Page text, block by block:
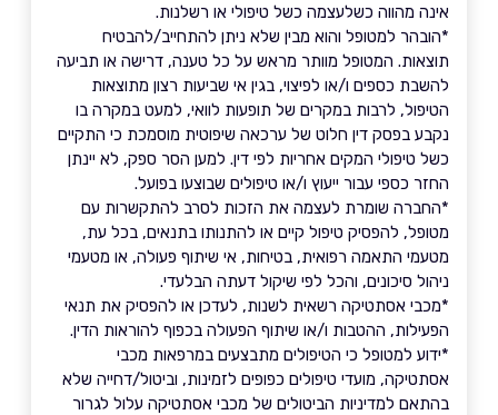
אינה מהווה כשלעצמה כשל טיפולי או רשלנות.
*הובהר למטופל והוא מבין שלא ניתן להתחייב/להבטיח
תוצאות. המטופל מוותר מראש על כל טענה, דרישה או תביעה
להשבת כספים ו/או לפיצוי, בגין אי שביעות רצון מתוצאות
הטיפול, לרבות במקרים של תופעות לוואי, למעט במקרה בו
נקבע בפסק דין חלוט של ערכאה שיפוטית מוסמכת כי התקיים
כשל טיפולי המקים אחריות לפי דין. למען הסר ספק, לא יינתן
החזר כספי עבור ייעוץ ו/או טיפולים שבוצעו בפועל.
*החברה שומרת לעצמה את הזכות לסרב להתקשרות עם
מטופל, להפסיק טיפול קיים או להתנותו בתנאים, בכל עת,
מטעמי התאמה רפואית, בטיחות, אי שיתוף פעולה, או מטעמי
ניהול סיכונים, והכל לפי שיקול דעתה הבלעדי.
*מכבי אסתטיקה רשאית לשנות, לעדכן או להפסיק את תנאי
הפעילות, ההטבות ו/או שיתוף הפעולה בכפוף להוראות הדין.
*ידוע למטופל כי הטיפולים מתבצעים במרפאות מכבי
אסתטיקה, מועדי טיפולים כפופים לזמינות, וביטול/דחייה שלא
בהתאם למדיניות הביטולים של מכבי אסתטיקה עלול לגרור